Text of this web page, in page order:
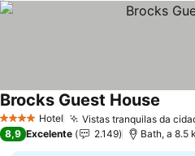
4 EstrelasHotel Vistas tranquilas da
Brocks Guest House
8,9 Excelente 2.149 Bath, a 8.5